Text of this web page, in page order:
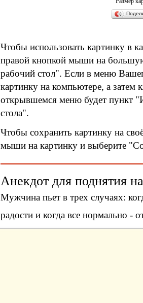
Чтобы использовать картинку в
правой кнопкой мыши на
рабочий стол". Если в меню
картинку на компьютере, а затем
открывшемся меню будет пункт
стола".
Чтобы сохранить картинку на
мыши на картинку и выберите
Анекдот для поднятия
Мужчина пьет в трех случаях:
радости и когда все нормально -